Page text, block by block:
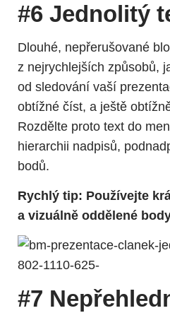
#6 Jednolitý
Dlouhé, nepřerušované
z nejrychlejších způsobů,
od sledování vaší
obtížné číst, a ještě
Rozdělte proto text do
hierarchii nadpisů,
bodů.
Rychlý tip: Používejte
a vizuálně oddělené
#7